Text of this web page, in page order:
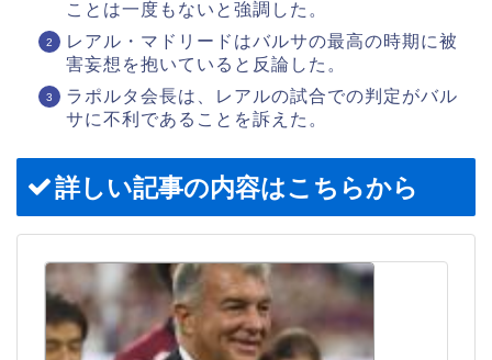
ことは一度もないと強調した。
レアル・マドリードはバルサの最高の時期に被
害妄想を抱いていると反論した。
ラポルタ会長は、レアルの試合での判定がバル
サに不利であることを訴えた。
詳しい記事の内容はこちらから